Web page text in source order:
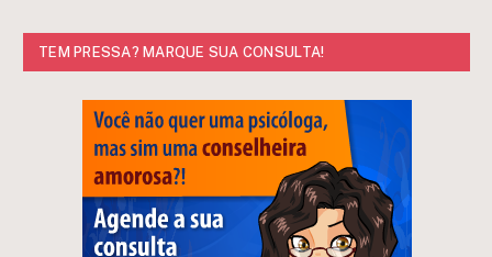
TEM PRESSA? MARQUE SUA CONSULTA!